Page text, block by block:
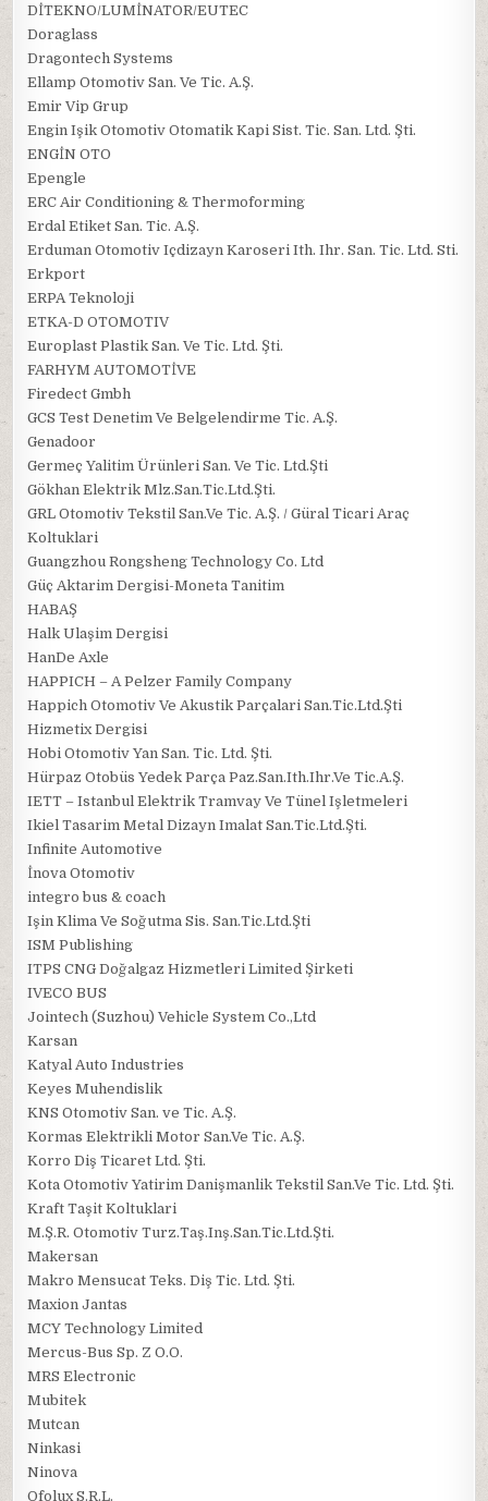
DİTEKNO/LUMİNATOR/EUTEC
Doraglass
Dragontech Systems
Ellamp Otomotiv San. Ve Tic. A.Ş.
Emir Vip Grup
Engin Işik Otomotiv Otomatik Kapi Sist. Tic. San. Ltd. Şti.
ENGİN OTO
Epengle
ERC Air Conditioning & Thermoforming
Erdal Etiket San. Tic. A.Ş.
Erduman Otomotiv Içdizayn Karoseri Ith. Ihr. San. Tic. Ltd. Sti.
Erkport
ERPA Teknoloji
ETKA-D OTOMOTIV
Europlast Plastik San. Ve Tic. Ltd. Şti.
FARHYM AUTOMOTİVE
Firedect Gmbh
GCS Test Denetim Ve Belgelendirme Tic. A.Ş.
Genadoor
Germeç Yalitim Ürünleri San. Ve Tic. Ltd.Şti
Gökhan Elektrik Mlz.San.Tic.Ltd.Şti.
GRL Otomotiv Tekstil San.Ve Tic. A.Ş. / Güral Ticari Araç
Koltuklari
Guangzhou Rongsheng Technology Co. Ltd
Güç Aktarim Dergisi-Moneta Tanitim
HABAŞ
Halk Ulaşim Dergisi
HanDe Axle
HAPPICH – A Pelzer Family Company
Happich Otomotiv Ve Akustik Parçalari San.Tic.Ltd.Şti
Hizmetix Dergisi
Hobi Otomotiv Yan San. Tic. Ltd. Şti.
Hürpaz Otobüs Yedek Parça Paz.San.Ith.Ihr.Ve Tic.A.Ş.
IETT – Istanbul Elektrik Tramvay Ve Tünel Işletmeleri
Ikiel Tasarim Metal Dizayn Imalat San.Tic.Ltd.Şti.
Infinite Automotive
İnova Otomotiv
integro bus & coach
Işin Klima Ve Soğutma Sis. San.Tic.Ltd.Şti
ISM Publishing
ITPS CNG Doğalgaz Hizmetleri Limited Şirketi
IVECO BUS
Jointech (Suzhou) Vehicle System Co.,Ltd
Karsan
Katyal Auto Industries
Keyes Muhendislik
KNS Otomotiv San. ve Tic. A.Ş.
Kormas Elektrikli Motor San.Ve Tic. A.Ş.
Korro Diş Ticaret Ltd. Şti.
Kota Otomotiv Yatirim Danişmanlik Tekstil San.Ve Tic. Ltd. Şti.
Kraft Taşit Koltuklari
M.Ş.R. Otomotiv Turz.Taş.Inş.San.Tic.Ltd.Şti.
Makersan
Makro Mensucat Teks. Diş Tic. Ltd. Şti.
Maxion Jantas
MCY Technology Limited
Mercus-Bus Sp. Z O.O.
MRS Electronic
Mubitek
Mutcan
Ninkasi
Ninova
Ofolux S.R.L.